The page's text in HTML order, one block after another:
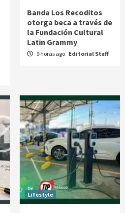
Banda Los Recoditos
otorga beca a través de
la Fundación Cultural
Latin Grammy
9 horas ago Editorial Staff
Lifestyle